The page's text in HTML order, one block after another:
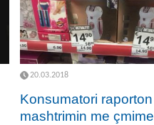
20.03.2018
Konsumatori raporton
mashtrimin me çmime